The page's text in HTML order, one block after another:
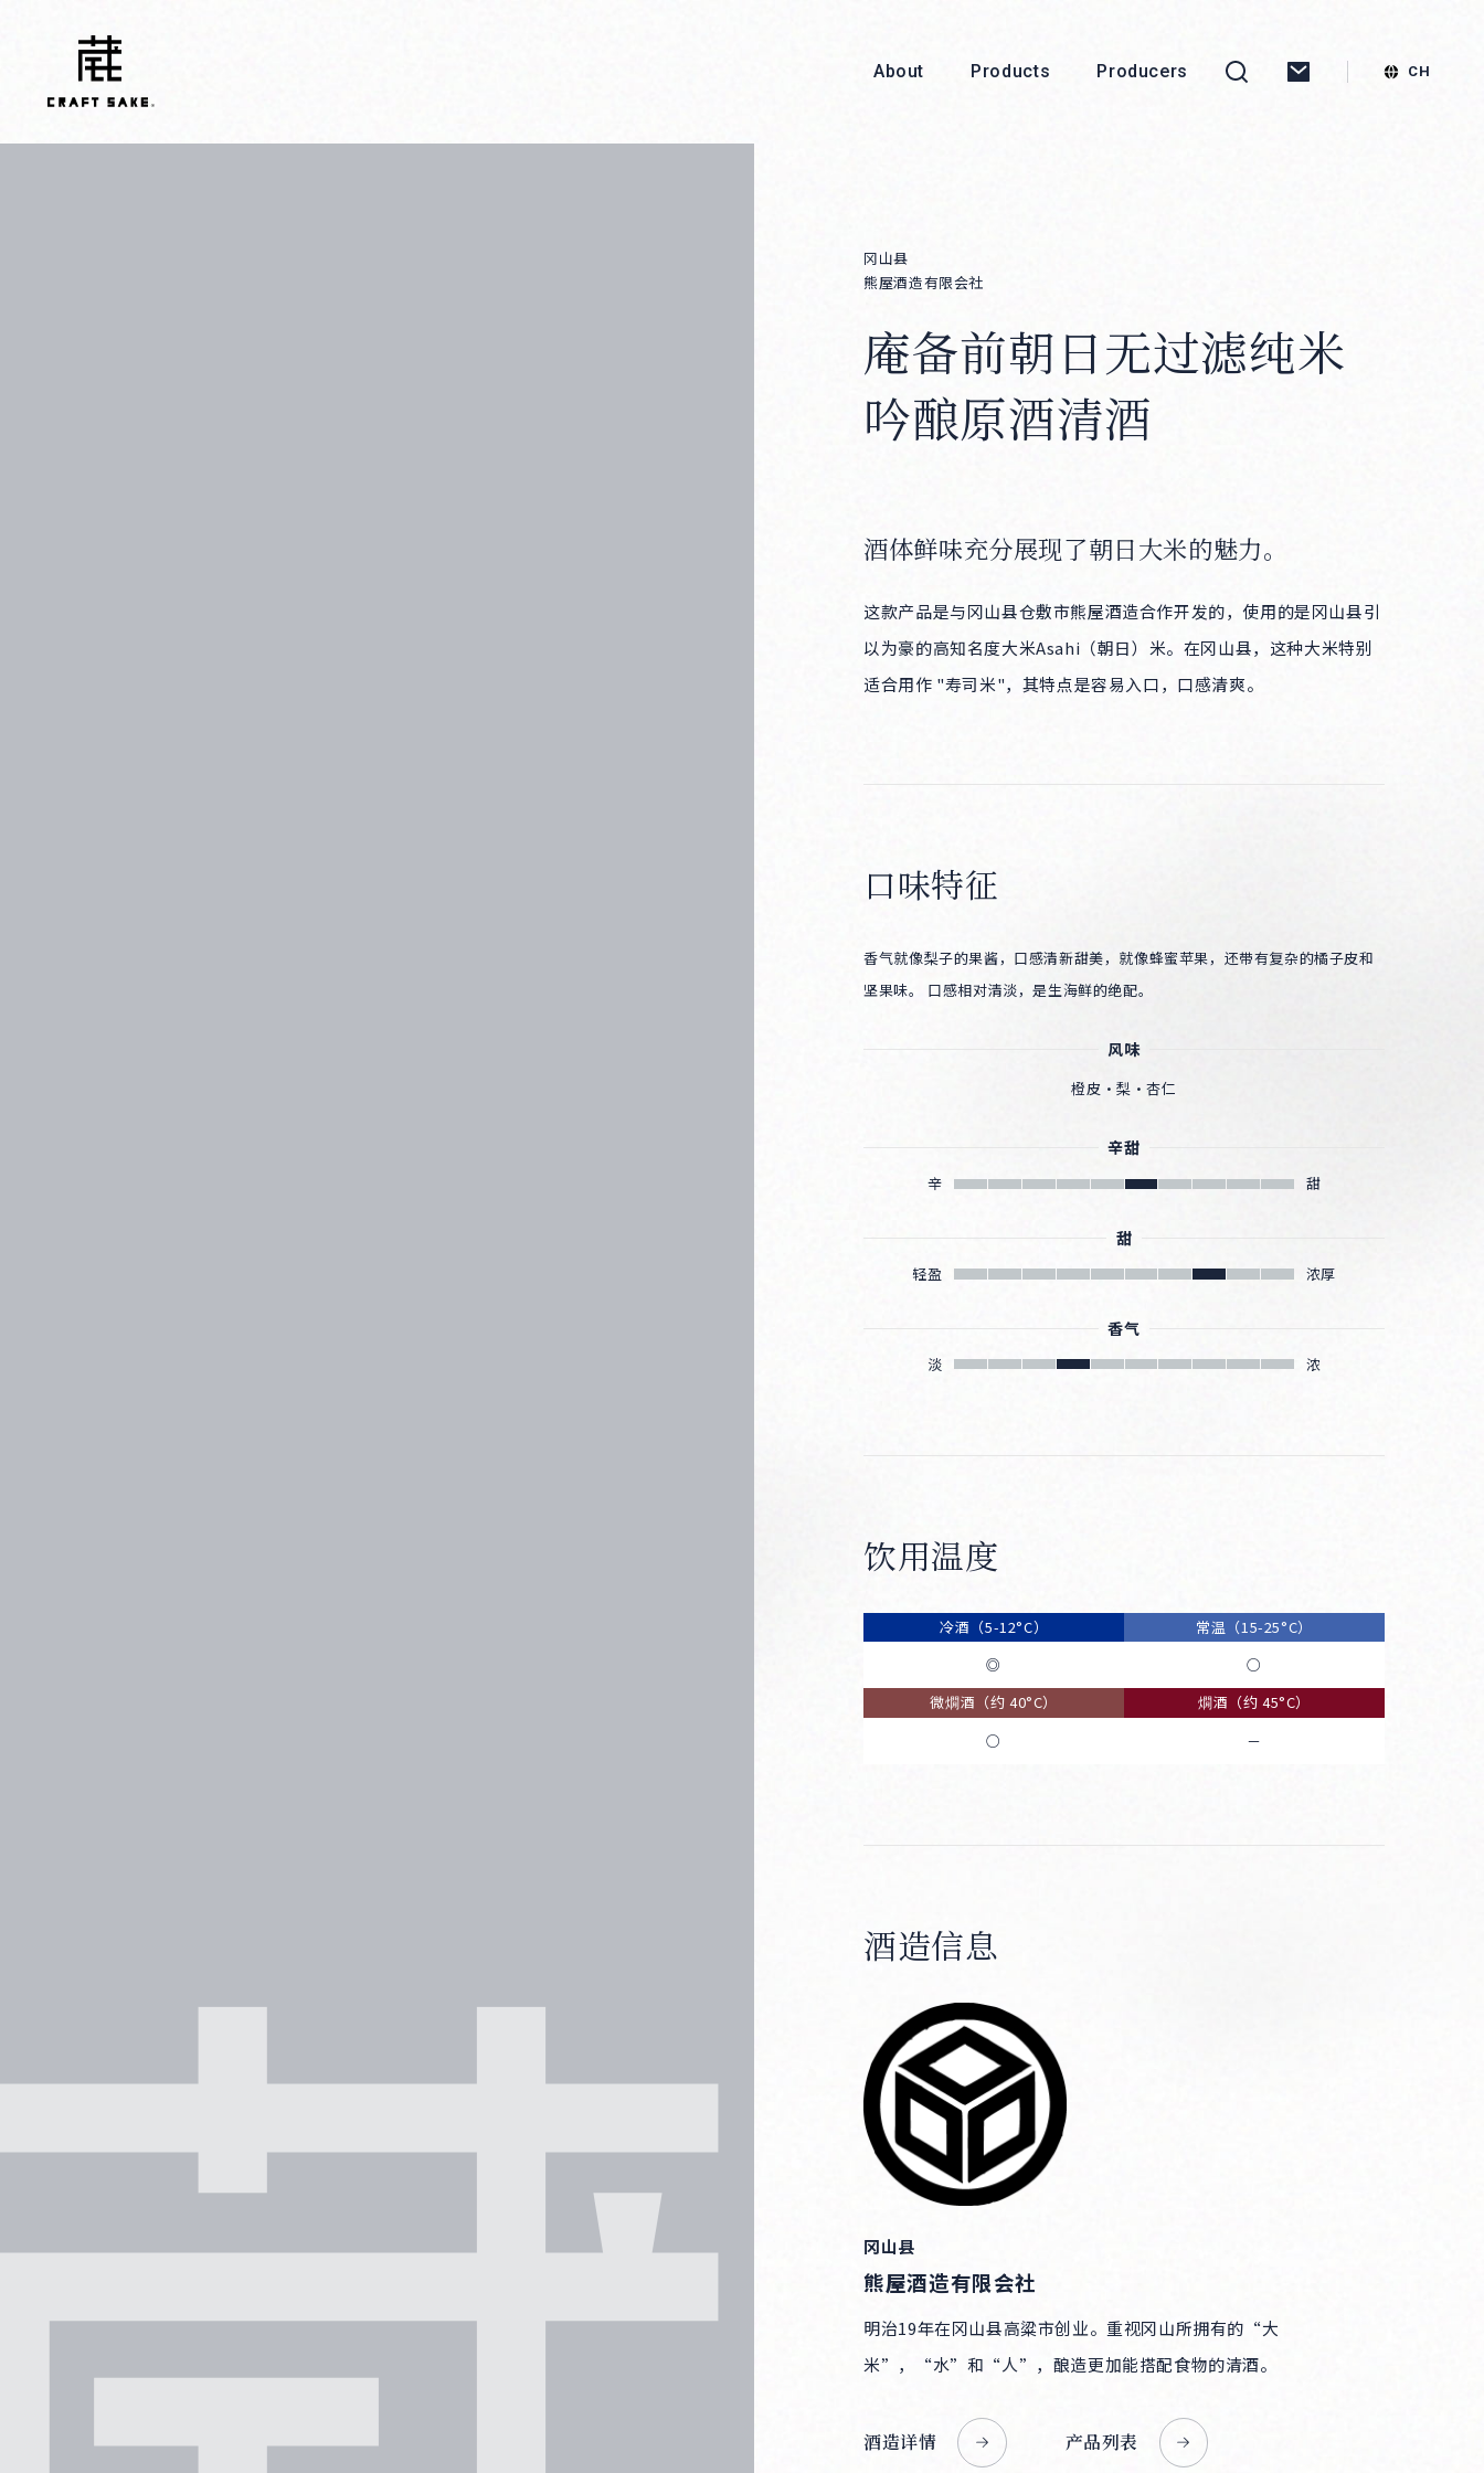
About Products Producers
Products
Producers
冈山县
熊屋酒造有限会社
庵备前朝日无过滤纯米
吟酿原酒清酒
酒体鲜味充分展现了朝日大米的魅力。
这款产品是与冈山县仓敷市熊屋酒造合作开发的，使用的是冈山县引
以为豪的高知名度大米Asahi（朝日）米。在冈山县，这种大米特别
适合用作 "寿司米"，其特点是容易入口，口感清爽。
口味特征
香气就像梨子的果酱，口感清新甜美，就像蜂蜜苹果，还带有复杂的橘子皮和
坚果味。 口感相对清淡，是生海鲜的绝配。
风味
橙皮・梨・杏仁
辛甜
辛 甜
甜
轻盈 浓厚
香气
淡 浓
饮用温度
冷酒（5-12°C）
◎
常温（15-25°C）
○
微燗酒（约 40°C）
○
燗酒（约 45°C）
－
酒造信息
冈山县
熊屋酒造有限会社
明治19年在冈山县高粱市创业。重视冈山所拥有的“大
米”，“水”和“人”，酿造更加能搭配食物的清酒。
酒造详情 产品列表